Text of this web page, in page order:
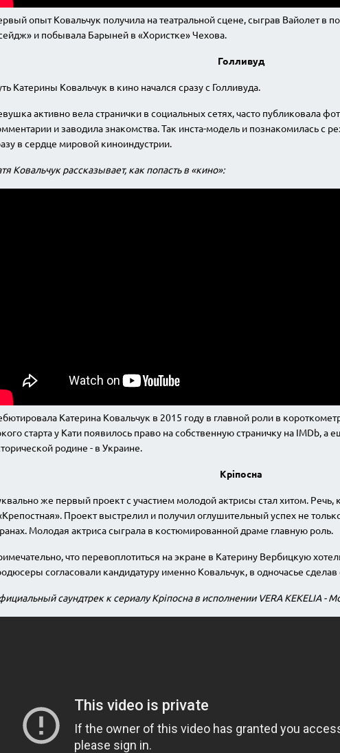
опыт Ковальчук получила на театральной сцене, сыграв Вайолет в
и побывала Барыней в «Хористке» Чехова.
Голливуд
Катерины Ковальчук в кино начался сразу с Голливуда.
активно вела странички в социальных сетях, часто публиковала
и заводила знакомства. Так инста-модель и познакомилась с
в сердце мировой киноиндустрии.
Ковальчук рассказывает, как попасть в «кино»:
Катерина Ковальчук в 2015 году в главной роли в
старта у Кати появилось право на собственную страничку на IMDb, а
родине - в Украине.
Кріпосна
же первый проект с участием молодой актрисы стал хитом. Речь,
Проект выстрелил и получил оглушительный успех не
Молодая актриса сыграла в костюмированной драме главную роль.
что перевоплотиться на экране в Катерину Вербицкую
согласовали кандидатуру именно Ковальчук, в одночасье сделав
саундтрек к сериалу Кріпосна в исполнении VERA KEKELIA -